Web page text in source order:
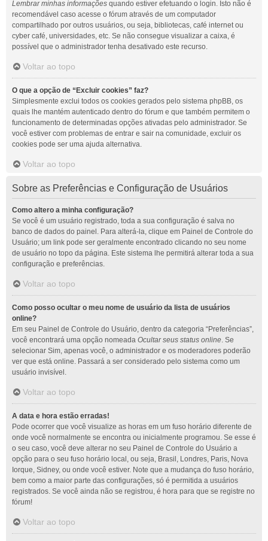
Lembrar minhas informações quando estiver efetuando o login. Isto não é
recomendável caso acesse o fórum através de um computador
compartilhado por outros usuários, ou seja, bibliotecas, café internet ou
cyber café, universidades, etc. Se não consegue visualizar a caixa, é
possível que o administrador tenha desativado este recurso.
Voltar ao topo
O que a opção de “Excluir cookies” faz?
Simplesmente exclui todos os cookies gerados pelo sistema phpBB, os
quais lhe mantém autenticado dentro do fórum e que também permitem o
funcionamento de determinadas opções ativadas pelo administrador. Se
você estiver com problemas de entrar e sair na comunidade, excluir os
cookies pode ser uma ajuda alternativa.
Voltar ao topo
Sobre as Preferências e Configuração de Usuários
Como altero a minha configuração?
Se você é um usuário registrado, toda a sua configuração é salva no
banco de dados do painel. Para alterá-la, clique em Painel de Controle do
Usuário; um link pode ser geralmente encontrado clicando no seu nome
de usuário no topo da página. Este sistema lhe permitirá alterar toda a sua
configuração e preferências.
Voltar ao topo
Como posso ocultar o meu nome de usuário da lista de usuários
online?
Em seu Painel de Controle do Usuário, dentro da categoria “Preferências”,
você encontrará uma opção nomeada Ocultar seus status online. Se
selecionar Sim, apenas você, o administrador e os moderadores poderão
ver que está online. Passará a ser considerado pelo sistema como um
usuário invisível.
Voltar ao topo
A data e hora estão erradas!
Pode ocorrer que você visualize as horas em um fuso horário diferente de
onde você normalmente se encontra ou inicialmente programou. Se esse é
o seu caso, você deve alterar no seu Painel de Controle do Usuário a
opção para o seu fuso horário local, ou seja, Brasil, Londres, Paris, Nova
Iorque, Sidney, ou onde você estiver. Note que a mudança do fuso horário,
bem como a maior parte das configurações, só é permitida a usuários
registrados. Se você ainda não se registrou, é hora para que se registre no
fórum!
Voltar ao topo